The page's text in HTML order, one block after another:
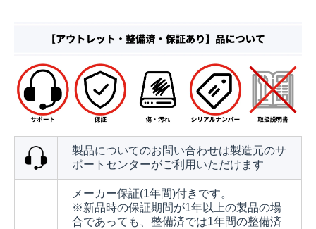
製品についてのお問い合わせは製造元のサ
ポートセンターがご利用いただけます
メーカー保証(1年間)付きです。
※新品時の保証期間が1年以上の製品の場
合であっても、整備済では1年間の整備済